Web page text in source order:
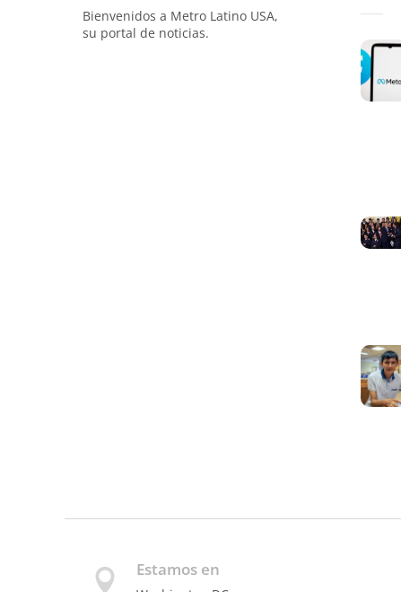
Bienvenidos a Metro Latino USA,
su portal de noticias.
Estamos en